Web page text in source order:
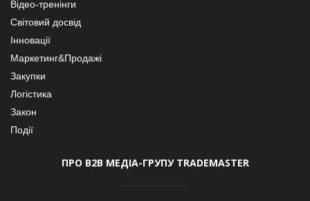
Відео-тренінги
Світовий досвід
Інновації
Маркетинг&Продажі
Закупки
Логістика
Закон
Події
ПРО В2В МЕДІА-ГРУПУ TRADEMASTER